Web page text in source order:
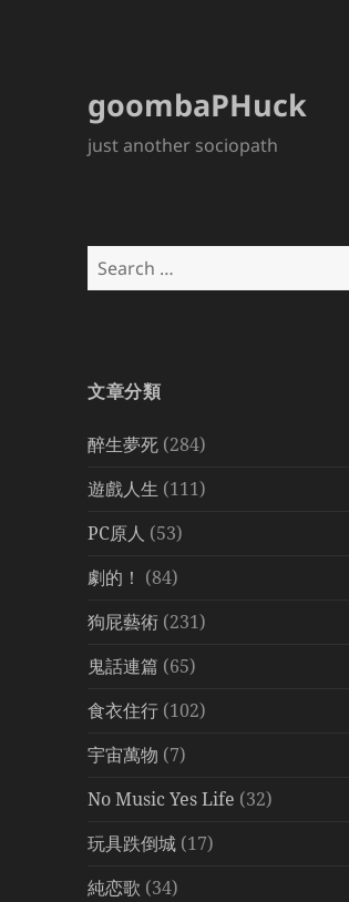
goombaPHuck
just another sociopath
Search
for:
文章分類
醉生夢死 (284)
遊戲人生 (111)
PC原人 (53)
劇的！ (84)
狗屁藝術 (231)
鬼話連篇 (65)
食衣住行 (102)
宇宙萬物 (7)
No Music Yes Life (32)
玩具跌倒城 (17)
純恋歌 (34)